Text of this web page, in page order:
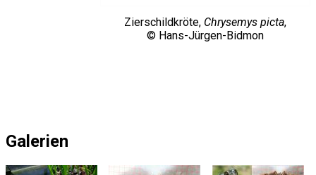
Zierschildkröte, Chrysemys picta,
© Hans-Jürgen-Bidmon
Galerien